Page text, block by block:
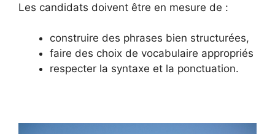
Les candidats doivent être en mesure de :
construire des phrases bien structurées,
faire des choix de vocabulaire appropriés
respecter la syntaxe et la ponctuation.